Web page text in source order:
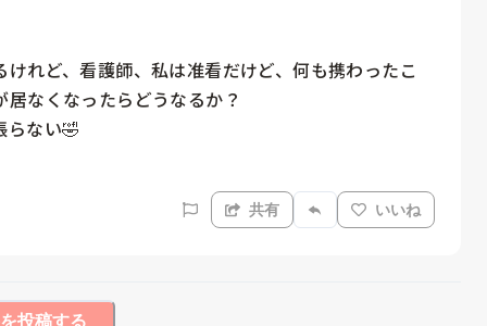
れど、看護師、私は准看だけど、何も携わったこ
なくなったらどうなるか？
らない🤣
共有 いいね
投稿する